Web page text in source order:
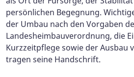
persönlichen Begegnung.
der Umbau nach den Vorgaben
Landesheimbauverordnung, die
Kurzzeitpflege sowie der Ausbau
tragen seine Handschrift.